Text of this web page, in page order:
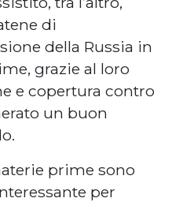
di
della Russia in
grazie al loro
e copertura contro
un buon
prime sono
per